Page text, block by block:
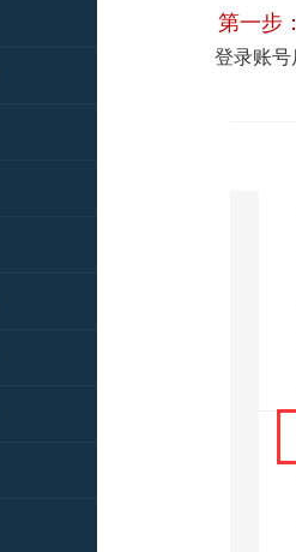
第一步：
登录账号